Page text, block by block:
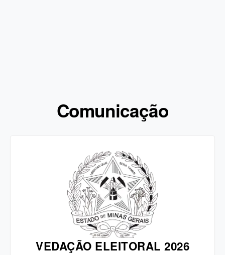
Comunicação
VEDAÇÃO ELEITORAL 2026